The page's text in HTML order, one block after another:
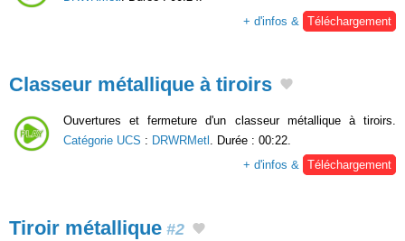
+ d'infos &
Téléchargement
Classeur métallique à tiroirs
Ouvertures et fermeture d'un classeur métallique à tiroirs.
Catégorie UCS : DRWRMetl . Durée : 00:22.
+ d'infos & Téléchargement
Tiroir métallique #2